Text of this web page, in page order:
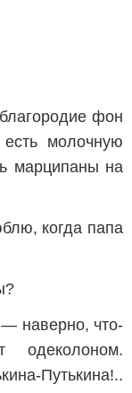
фон
есть молочную
марципаны на
когда папа
наверно, что-
одеколоном.
Путькина!..